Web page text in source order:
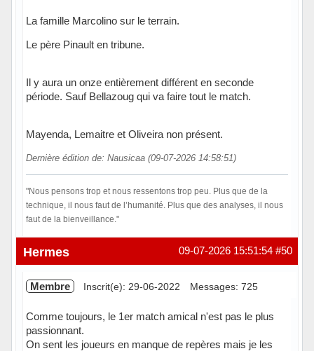
La famille Marcolino sur le terrain.
Le père Pinault en tribune.
Il y aura un onze entièrement différent en seconde
période. Sauf Bellazoug qui va faire tout le match.
Mayenda, Lemaitre et Oliveira non présent.
Dernière édition de: Nausicaa (09-07-2026 14:58:51)
"Nous pensons trop et nous ressentons trop peu. Plus que de la
technique, il nous faut de l’humanité. Plus que des analyses, il nous
faut de la bienveillance."
Hors ligne #50
09-07-2026 15:51:54
Hermes
Membre Inscrit(e): 29-06-2022 Messages: 725
Comme toujours, le 1er match amical n'est pas le plus
passionnant.
On sent les joueurs en manque de repères mais je les